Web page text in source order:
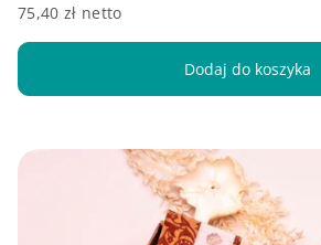
75,40 zł netto
Dodaj do koszyka